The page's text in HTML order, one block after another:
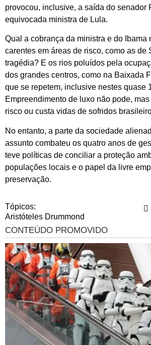
provocou, inclusive, a saída do senador
equivocada ministra de Lula.
Qual a cobrança da ministra e do
carentes em áreas de risco, como as
tragédia? E os rios poluídos pela
dos grandes centros, como na Baixada
que se repetem, inclusive nestes quase
Empreendimento de luxo não pode,
risco ou custa vidas de sofridos
No entanto, a parte da sociedade
assunto combateu os quatro anos de
teve políticas de conciliar a proteção
populações locais e o papel da livre
preservação.
Tópicos:
Aristóteles Drummond